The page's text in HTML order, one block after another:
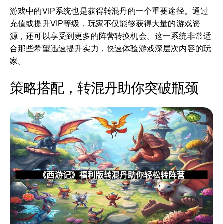
游戏中的VIP系统也是获得转混丹的一个重要途径。通过
充值或提升VIP等级，玩家不仅能够获得大量的游戏资
源，还可以享受到更多的阵营转换机会。这一系统非常适
合那些希望迅速提升实力，快速体验游戏深层次内容的玩
家。
策略搭配，转混丹助你突破瓶颈